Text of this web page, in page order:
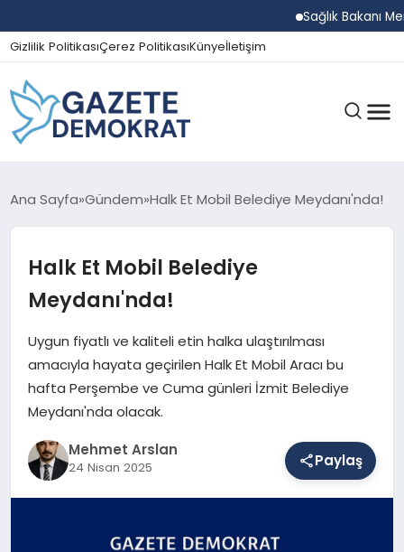
Sağlık Bakanı
Gizlilik PolitikasıÇerez PolitikasıKünyeİletişim
GÜNDEM
EKONOMI
MAGAZIN
SAĞLIK
Ana Sayfa Gündem Halk Et Mobil Belediye Meydanı'nda!
Halk Et Mobil Belediye
Meydanı'nda!
Uygun fiyatlı ve kaliteli etin halka ulaştırılması
amacıyla hayata geçirilen Halk Et Mobil Aracı bu
hafta Perşembe ve Cuma günleri İzmit Belediye
Meydanı'nda olacak.
Mehmet Arslan
24 Nisan 2025 Paylaş